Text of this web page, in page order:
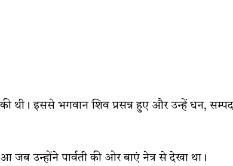
थी। इससे भगवान शिव प्रसन्न हुए और उन्हें धन,
उन्होंने पार्वती की ओर बाएं नेत्र से देखा था।